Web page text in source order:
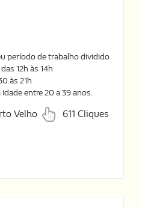
período de trabalho dividido
12h às 14h
às 21h
entre 20 a 39 anos.
Velho 611 Cliques